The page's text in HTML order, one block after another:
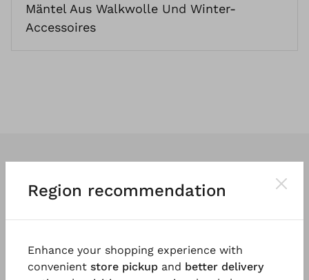
Mäntel Aus Walkwolle Und Winter-
Accessoires
und einzigartig wie die Menschen, die
Region recommendation
Enhance your shopping experience with
convenient store pickup and better delivery